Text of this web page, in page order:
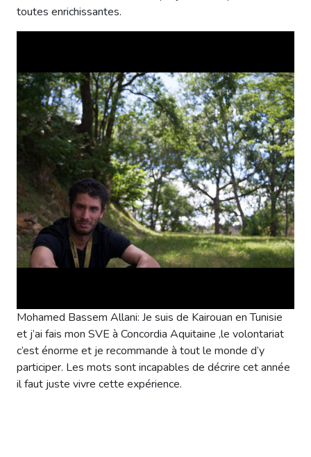
toutes enrichissantes.
Mohamed Bassem Allani: Je suis de Kairouan en Tunisie
et j’ai fais mon SVE à Concordia Aquitaine ,le volontariat
c’est énorme et je recommande à tout le monde d’y
participer. Les mots sont incapables de décrire cet année
il faut juste vivre cette expérience.